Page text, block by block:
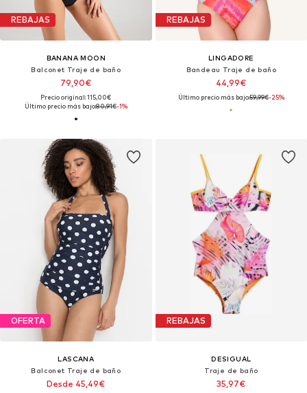
REBAJAS
BANANA MOON
Balconet Traje de baño
79,90€
Precio original: 115,00€
Último precio más bajo:80,91€-1%
REBAJAS
LINGADORE
Bandeau Traje de baño
44,99€
Último precio más bajo:59,99€-25%
OFERTA
LASCANA
Balconet Traje de baño
Desde 45,49€
REBAJAS
DESIGUAL
Traje de baño
35,97€